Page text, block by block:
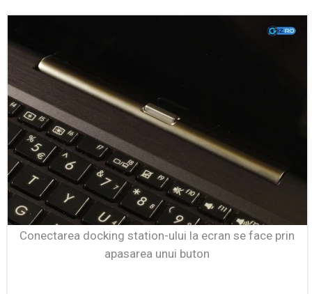
Conectarea docking station-ului la ecran se face prin
apasarea unui buton